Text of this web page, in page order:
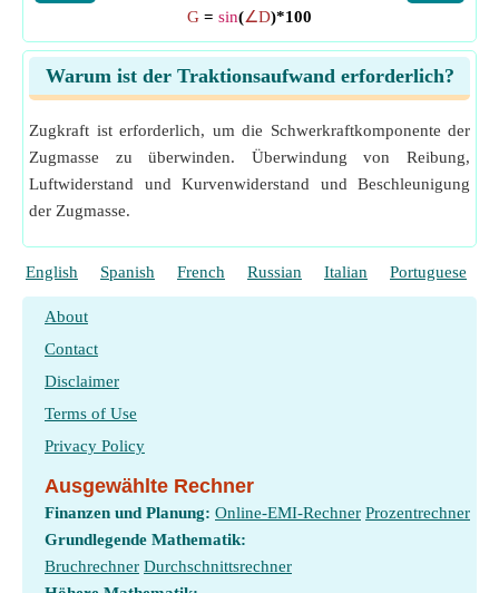
G = sin(∠D)*100
Warum ist der Traktionsaufwand erforderlich?
Zugkraft ist erforderlich, um die Schwerkraftkomponente der
Zugmasse zu überwinden. Überwindung von Reibung,
Luftwiderstand und Kurvenwiderstand und Beschleunigung
der Zugmasse.
English Spanish French Russian Italian Portuguese
About
Contact
Disclaimer
Terms of Use
Privacy Policy
Ausgewählte Rechner
Finanzen und Planung: Online-EMI-Rechner Prozentrechner
Grundlegende Mathematik:
Bruchrechner Durchschnittsrechner